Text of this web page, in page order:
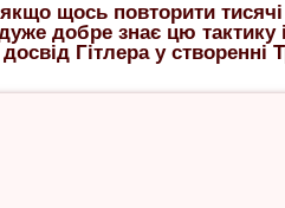
щось повторити
добре знає цю тактику і
Гітлера у створенні